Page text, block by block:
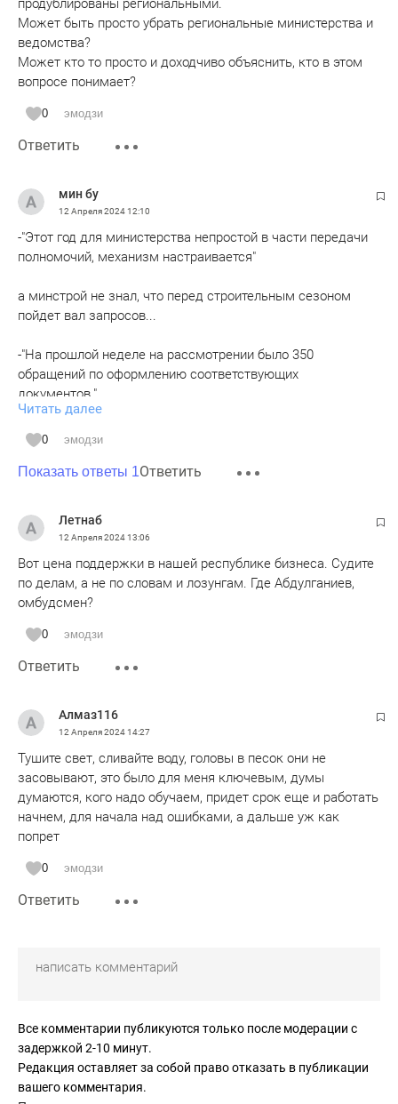
продублированы региональными.
Может быть просто убрать региональные министерства и
ведомства?
Может кто то просто и доходчиво объяснить, кто в этом
вопросе понимает?
0 эмодзи
Ответить
мин бу
12 Апреля 202412:10
-"Этот год для министерства непростой в части передачи
полномочий, механизм настраивается"
а минстрой не знал, что перед строительным сезоном
пойдет вал запросов...
-"На прошлой неделе на рассмотрении было 350
обращений по оформлению соответствующих
документов."
даже если верить о 10000 заявок, а обрабатывают 350 в
"класс"
Читать далее
0 эмодзи
Показать ответы 1Ответить
Летнаб
12 Апреля 202413:06
Вот цена поддержки в нашей республике бизнеса. Судите
по делам, а не по словам и лозунгам. Где Абдулганиев,
омбудсмен?
0 эмодзи
Ответить
Алмаз116
12 Апреля 202414:27
Тушите свет, сливайте воду, головы в песок они не
засовывают, это было для меня ключевым, думы
думаются, кого надо обучаем, придет срок еще и работать
начнем, для начала над ошибками, а дальше уж как
попрет
0 эмодзи
Ответить
Все комментарии публикуются только после модерации с
задержкой 2-10 минут.
Редакция оставляет за собой право отказать в публикации
вашего комментария.